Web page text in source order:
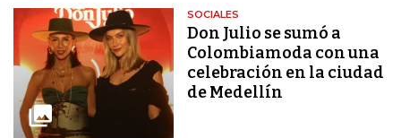
SOCIALES
Don Julio se sumó a
Colombiamoda con una
celebración en la ciudad
de Medellín